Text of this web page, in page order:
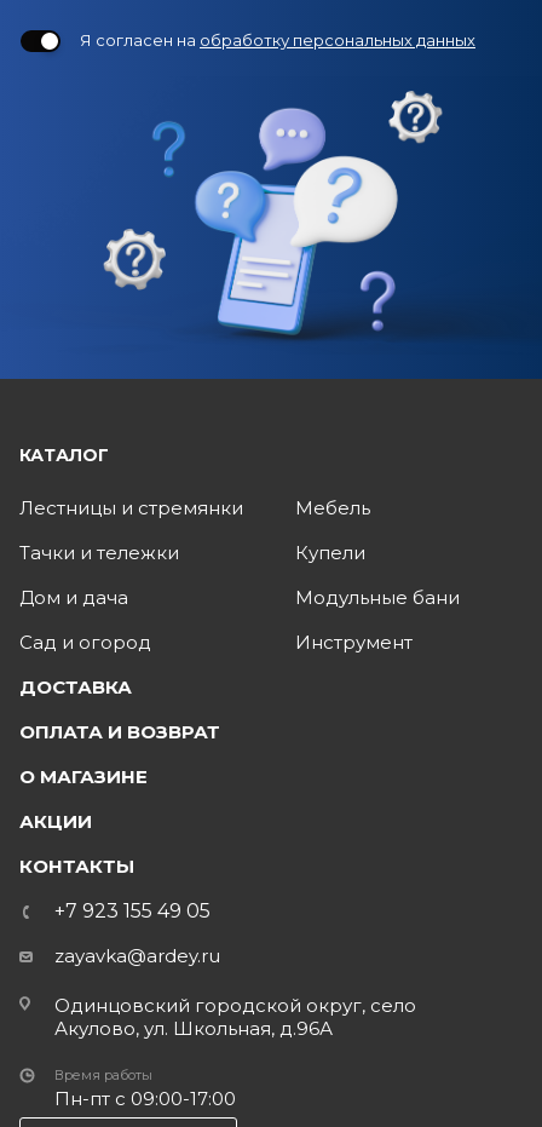
Я согласен на обработку персональных данных
КАТАЛОГ
Лестницы и стремянки
Тачки и тележки
Дом и дача
Сад и огород
Мебель
Купели
Модульные бани
Инструмент
ДОСТАВКА
ОПЛАТА И ВОЗВРАТ
О МАГАЗИНЕ
АКЦИИ
КОНТАКТЫ
+7 923 155 49 05
zayavka@ardey.ru
Одинцовский городской округ, село
Акулово, ул. Школьная, д.96А
Время работы
Пн-пт с 09:00-17:00